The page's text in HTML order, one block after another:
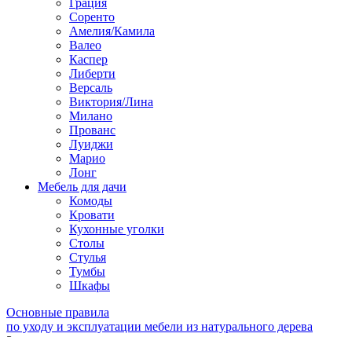
Грация
Соренто
Амелия/Камила
Валео
Каспер
Либерти
Версаль
Виктория/Лина
Милано
Прованс
Луиджи
Марио
Лонг
Мебель для дачи
Комоды
Кровати
Кухонные уголки
Столы
Стулья
Тумбы
Шкафы
Основные правила
по уходу и эксплуатации мебели из натурального дерева